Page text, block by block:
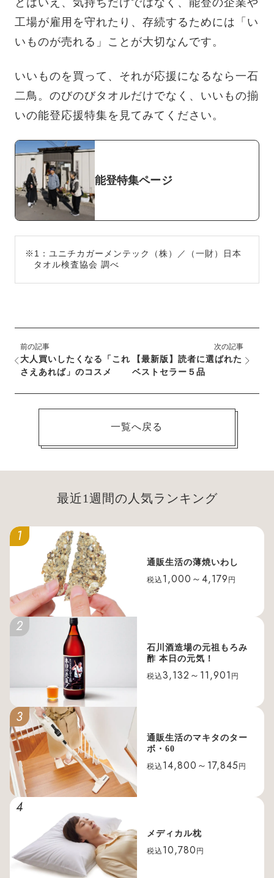
工場が雇用を守れたり、存続するためには「い
いものが売れる」ことが大切なんです。
いいものを買って、それが応援になるなら一石
二鳥。のびのびタオルだけでなく、いいもの揃
いの能登応援特集を見てみてください。
能登特集ページ
※1：ユニチカガーメンテック（株）／（一財）日本
タオル検査協会 調べ
前の記事
大人買いしたくなる「これ
さえあれば」のコスメ
次の記事
【最新版】読者に選ばれた
ベストセラー５品
一覧へ戻る
最近1週間の人気ランキング
1
通販生活の薄焼いわし
税込 1,000～4,179 円
2
石川酒造場の元祖もろみ
酢 本日の元気！
税込3,132～11,901 円
3
通販生活のマキタのター
ボ・60
税込 14,800～17,845 円
4
メディカル枕
税込 10,780 円